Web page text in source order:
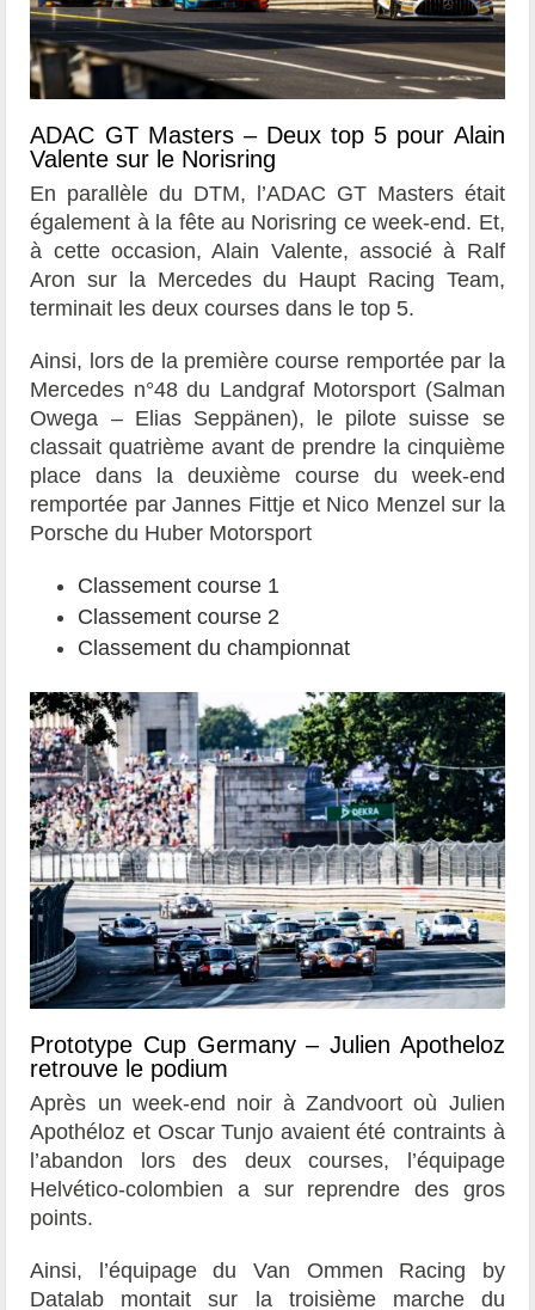
ADAC GT Masters – Deux top 5 pour Alain
Valente sur le Norisring
En parallèle du DTM, l’ADAC GT Masters était
également à la fête au Norisring ce week-end. Et,
à cette occasion, Alain Valente, associé à Ralf
Aron sur la Mercedes du Haupt Racing Team,
terminait les deux courses dans le top 5.
Ainsi, lors de la première course remportée par la
Mercedes n°48 du Landgraf Motorsport (Salman
Owega – Elias Seppänen), le pilote suisse se
classait quatrième avant de prendre la cinquième
place dans la deuxième course du week-end
remportée par Jannes Fittje et Nico Menzel sur la
Porsche du Huber Motorsport
Classement course 1
Classement course 2
Classement du championnat
Prototype Cup Germany – Julien Apotheloz
retrouve le podium
Après un week-end noir à Zandvoort où Julien
Apothéloz et Oscar Tunjo avaient été contraints à
l’abandon lors des deux courses, l’équipage
Helvético-colombien a sur reprendre des gros
points.
Ainsi, l’équipage du Van Ommen Racing by
Datalab montait sur la troisième marche du